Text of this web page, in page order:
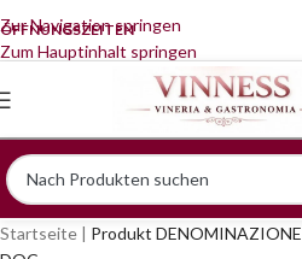
Zur Navigation springen
Zum Hauptinhalt springen
ÖFFNUNGSZEITEN
Startseite | Produkt DENOMINAZIONE